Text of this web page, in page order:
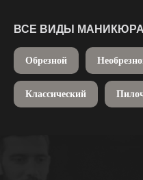
ВСЕ ВИДЫ МАНИКЮРА
Обрезной
Классический